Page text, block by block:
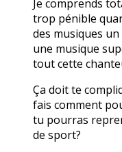
Je comprends
trop pénible
des musiques un
une musique
tout cette
Ça doit te
fais comment
tu pourras
de sport?